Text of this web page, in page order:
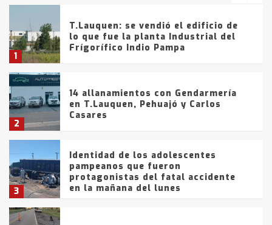
1
T.Lauquen: se vendió el edificio de
lo que fue la planta Industrial del
Frígorífico Indio Pampa
2
14 allanamientos con Gendarmería
en T.Lauquen, Pehuajó y Carlos
Casares
3
Identidad de los adolescentes
pampeanos que fueron
protagonistas del fatal accidente
en la mañana del lunes